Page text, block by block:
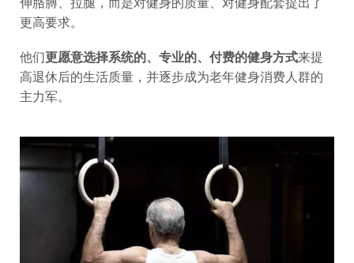
伸胳膊、拉腿，而是对健身的质量、对健身配套提出了
更高要求。
他们更愿意选择系统的、专业的、付费的健身方式来提
高退休后的生活质量，并逐步成为老年健身消费人群的
主力军。